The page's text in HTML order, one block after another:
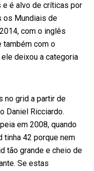
é alvo de críticas por
os Mundiais de
com o inglês
também com o
deixou a categoria
no grid a partir de
Daniel Ricciardo.
em 2008, quando
tinha 42 porque nem
tão grande e cheio de
Se estas